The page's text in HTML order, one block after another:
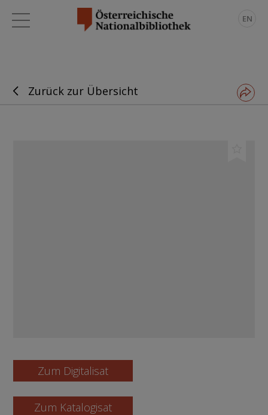
EN
Zurück zur Übersicht
Zum Digitalisat
Zum Katalogisat